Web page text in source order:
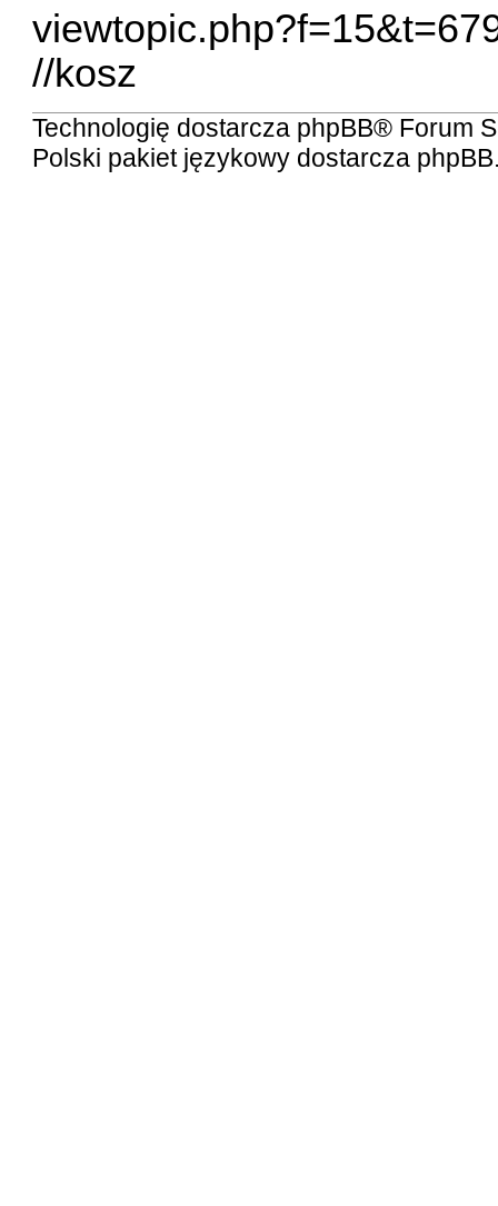
//kosz
Technologię dostarcza phpBB® Forum
Polski pakiet językowy dostarcza